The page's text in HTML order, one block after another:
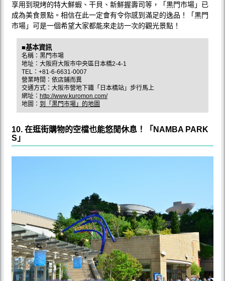
享用到現烤的特大鮮蝦、干貝、新鮮握壽司等，「黒門市場」已
成為美食景點。相信在此一定會有令你感到滿足的逸品！「黒門
市場」可是一個希望大家都能來走訪一次的觀光景點！
■基本資訊
名稱：黒門市場
地址：大阪府大阪市中央區日本橋2-4-1
TEL：+81-6-6631-0007
營業時間：依店鋪而異
交通方式：大阪市營地下鐵「日本橋站」步行馬上
網址： http://www.kuromon.com/
地圖： 到「黒門市場」的地圖
10. 在逛街購物的空檔也能悠閒休息！「NAMBA PARK
S」